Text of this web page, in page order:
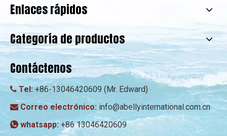
Enlaces rápidos
Categoría de productos
Contáctenos
 Tel: +86-13046420609 (Mr. Edward)
 Correo electrónico: info@abellyinternational.com.cn
 whatsapp:+86 13046420609